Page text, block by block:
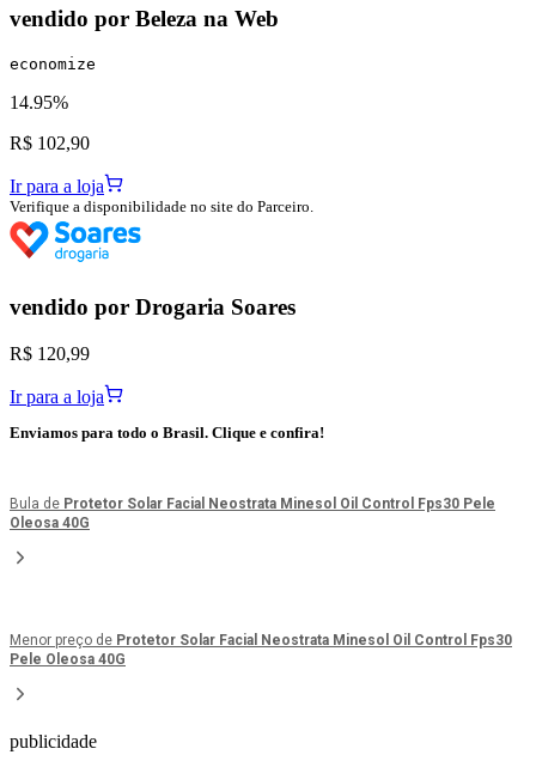
vendido por Beleza na Web
economize
14.95%
R$ 102,90
Ir para a loja
Verifique a disponibilidade no site do Parceiro.
vendido por Drogaria Soares
R$ 120,99
Ir para a loja
Enviamos para todo o Brasil. Clique e confira!
Bula de Protetor Solar Facial Neostrata Minesol Oil Control Fps30 Pele
Oleosa 40G
Menor preço de Protetor Solar Facial Neostrata Minesol Oil Control Fps30
Pele Oleosa 40G
publicidade